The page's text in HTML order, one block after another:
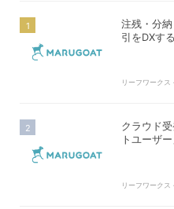
注残・分
引をDXす
リーフワークス
クラウド
トユーザ
リーフワークス